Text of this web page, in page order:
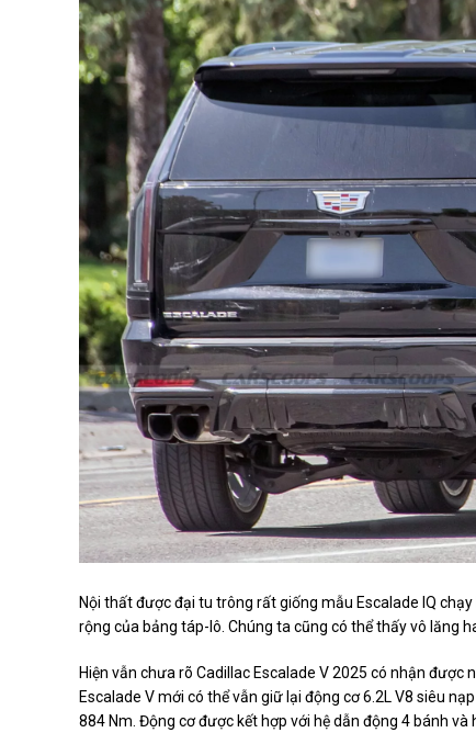
Nội thất được đại tu trông rất giống mẫu Escalade IQ
rộng của bảng táp-lô. Chúng ta cũng có thể thấy vô lăng
Hiện vẫn chưa rõ Cadillac Escalade V 2025 có nhận
Escalade V mới có thể vẫn giữ lại động cơ 6.2L V8 siêu
884 Nm. Động cơ được kết hợp với hệ dẫn động 4 bánh và